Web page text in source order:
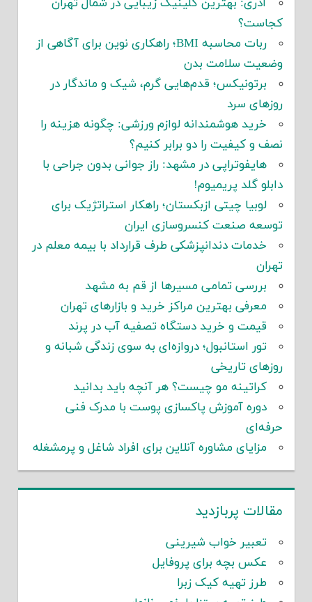
کجاست؟
ربات محاسبه BMI؛ راهکاری نوین برای آگاهی از
وضعیت سلامت بدن
برتونیکس؛ قدم‌هایی گرم، شیک و ماندگار در
روزهای سرد
خرید هوشمندانه لوازم ورزشی: چگونه هزینه را
نصف و کیفیت را دو برابر کنیم؟
هایفوتراپی در مشهد: راز جوانی بدون جراحی با
دابلو گلد پریمیوم!
لوبیا چیتی ازبکستان؛ راهکار استراتژیک برای
توسعه صنعت کنسروسازی ایران
خدمات دندانپزشکی طرف قرارداد با بیمه معلم در
تهران
بررسی تمامی مسیرها از قم به مشهد
معرفی بهترین مراکز خرید و بازارهای تهران
قیمت و خرید دستگاه تصفیه آب در پرند
تور استانبول؛ دروازه‌ای به سوی زندگی شبانه و
روزهای تاریخی
کراتینه مو چیست؟ هر آنچه باید بدانید
دوره آموزش پاکسازی پوست با مدرک فنی
حرفه‌ای
مزایای مشاوره آنلاین برای افراد شاغل و پرمشغله
مقالات پربازدید
تعبیر خواب شیرینی
عکس بچه برای پروفایل
طرز تهیه کیک زبرا